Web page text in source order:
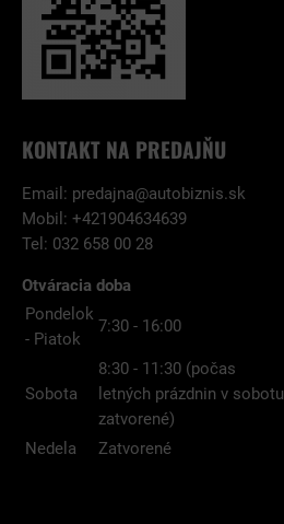
KONTAKT NA PREDAJŇU
Email: predajna@autobiznis.sk
Mobil: +421904634639
Tel: 032 658 00 28
Otváracia doba
Pondelok
- Piatok
7:30 - 16:00
Sobota
8:30 - 11:30 (počas
letných prázdnin v sobotu
zatvorené)
Nedela
Zatvorené